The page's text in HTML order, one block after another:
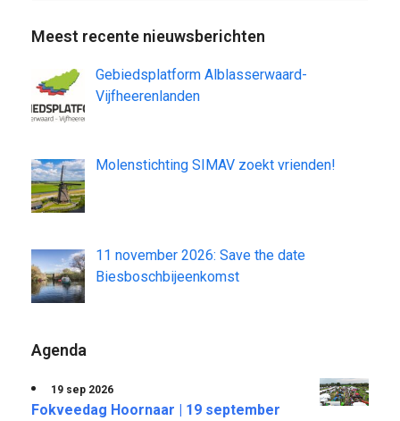
Meest recente nieuwsberichten
Gebiedsplatform Alblasserwaard-
Vijfheerenlanden
Molenstichting SIMAV zoekt vrienden!
11 november 2026: Save the date
Biesboschbijeenkomst
Agenda
19 sep 2026
Fokveedag Hoornaar | 19 september